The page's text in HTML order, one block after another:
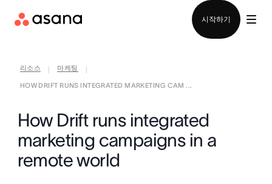
시작하기
리소스 마케팅
HOW DRIFT RUNS INTEGRATED MARKETING CAM ...
How Drift runs integrated
marketing campaigns in a
remote world